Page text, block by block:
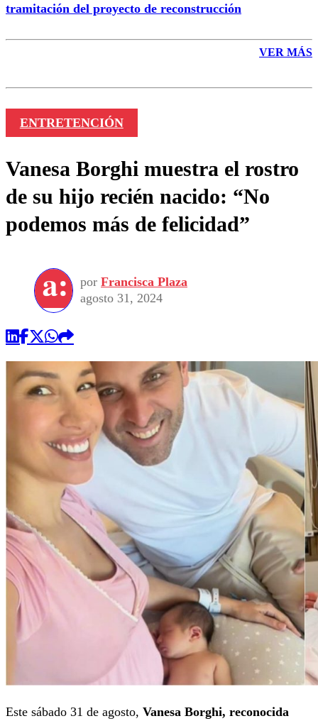
tramitación del proyecto de reconstrucción
VER MÁS
ENTRETENCIÓN
Vanesa Borghi muestra el rostro
de su hijo recién nacido: “No
podemos más de felicidad”
por Francisca Plaza
agosto 31, 2024
Este sábado 31 de agosto, Vanesa Borghi, reconocida